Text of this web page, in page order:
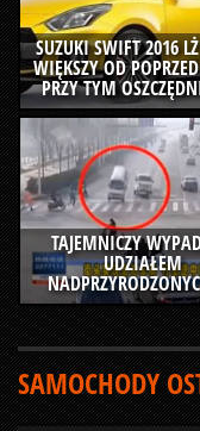
SUZUKI SWIFT 2016
WIĘKSZY OD
PRZY TYM
TAJEMNICZY
UDZIAŁEM
SAMOCHODY